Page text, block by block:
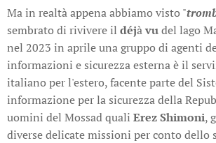
Ma in realtà appena abbiamo visto "
sembrato di rivivere il déjàvudel lago
nel 2023 in aprile una gruppo di agenti
informazioni e sicurezza esterna è il
italiano per l'estero, facente parte del
informazione per la sicurezza della
uomini del Mossad quali Erez Shimoni,
diverse delicate missioni per conto dello